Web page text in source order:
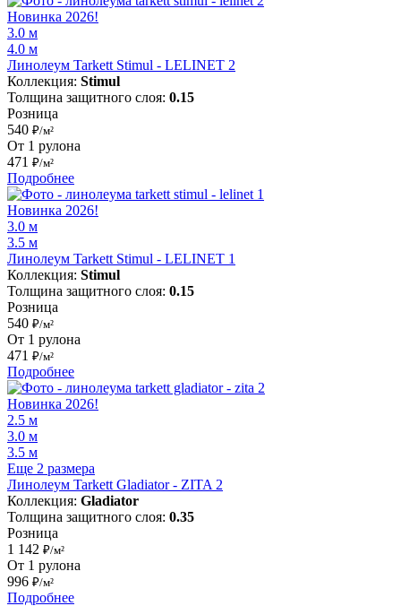
Новинка 2026!
3.0 м
4.0 м
Линолеум Tarkett Stimul - LELINET 2
Коллекция: Stimul
Толщина защитного слоя: 0.15
Розница
540 ₽/м²
От 1 рулона
471 ₽/м²
Подробнее
Новинка 2026!
3.0 м
3.5 м
Линолеум Tarkett Stimul - LELINET 1
Коллекция: Stimul
Толщина защитного слоя: 0.15
Розница
540 ₽/м²
От 1 рулона
471 ₽/м²
Подробнее
Новинка 2026!
2.5 м
3.0 м
3.5 м
Еще 2 размера
Линолеум Tarkett Gladiator - ZITA 2
Коллекция: Gladiator
Толщина защитного слоя: 0.35
Розница
1 142 ₽/м²
От 1 рулона
996 ₽/м²
Подробнее